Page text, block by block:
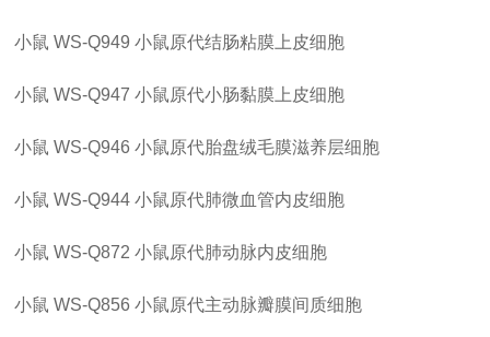
小鼠 WS-Q949 小鼠原代结肠粘膜上皮细胞
小鼠 WS-Q947 小鼠原代小肠黏膜上皮细胞
小鼠 WS-Q946 小鼠原代胎盘绒毛膜滋养层细胞
小鼠 WS-Q944 小鼠原代肺微血管内皮细胞
小鼠 WS-Q872 小鼠原代肺动脉内皮细胞
小鼠 WS-Q856 小鼠原代主动脉瓣膜间质细胞